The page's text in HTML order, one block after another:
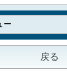
戻る